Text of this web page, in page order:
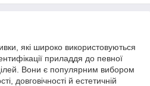
які широко використовуються
приладдя до певної
Вони є популярним вибором
довговічності й естетичній